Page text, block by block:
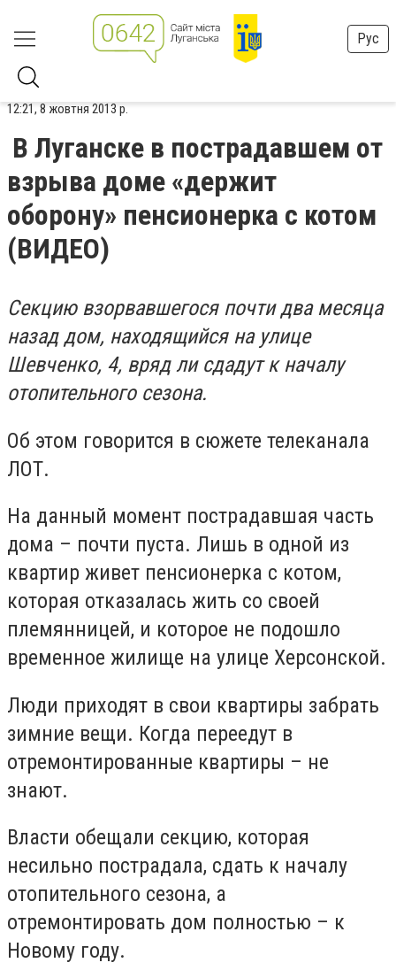
Рус
12:21, 8 жовтня 2013 р.
В Луганске в пострадавшем от
взрыва доме «держит
оборону» пенсионерка с котом
(ВИДЕО)
Секцию взорвавшегося почти два месяца
назад дом, находящийся на улице
Шевченко, 4, вряд ли сдадут к началу
отопительного сезона.
Об этом говорится в сюжете телеканала
ЛОТ.
На данный момент пострадавшая часть
дома – почти пуста. Лишь в одной из
квартир живет пенсионерка с котом,
которая отказалась жить со своей
племянницей, и которое не подошло
временное жилище на улице Херсонской.
Люди приходят в свои квартиры забрать
зимние вещи. Когда переедут в
отремонтированные квартиры – не
знают.
Власти обещали секцию, которая
несильно пострадала, сдать к началу
отопительного сезона, а
отремонтировать дом полностью – к
Новому году.